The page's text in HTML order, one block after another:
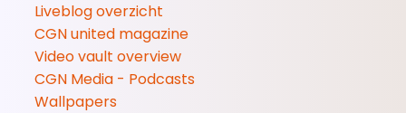
Liveblog overzicht
CGN united magazine
Video vault overview
CGN Media - Podcasts
Wallpapers